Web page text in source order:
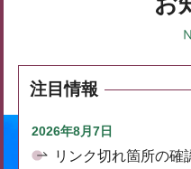
注目情報
2026年8月7日
リンク切れ箇所の確